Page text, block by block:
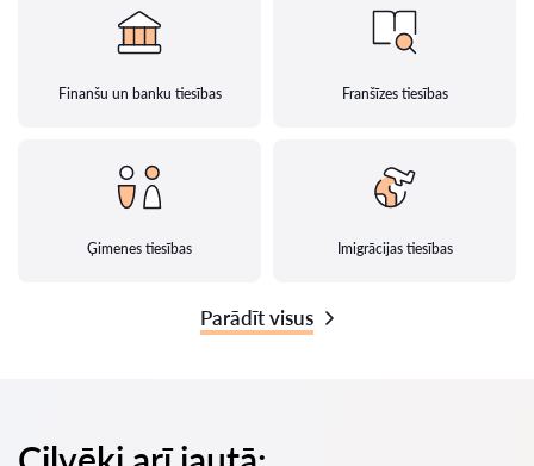
Finanšu un banku tiesības Franšīzes tiesības
Ģimenes tiesības Imigrācijas tiesības
Parādīt visus